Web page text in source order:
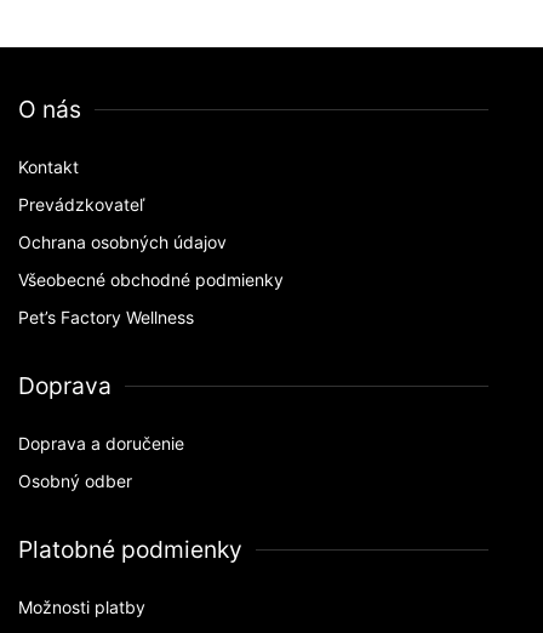
O nás
Kontakt
Prevádzkovateľ
Ochrana osobných údajov
Všeobecné obchodné podmienky
Pet’s Factory Wellness
Doprava
Doprava a doručenie
Osobný odber
Platobné podmienky
Možnosti platby